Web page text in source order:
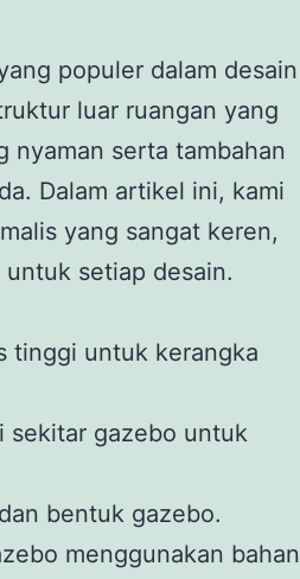
populer dalam desain
luar ruangan yang
nyaman serta tambahan
Dalam artikel ini, kami
yang sangat keren,
setiap desain.
tinggi untuk kerangka
sekitar gazebo untuk
bentuk gazebo.
menggunakan bahan